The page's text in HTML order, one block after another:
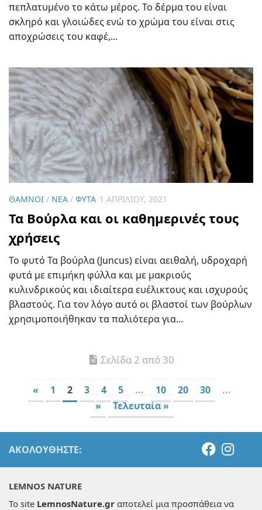
πεπλατυμένο το κάτω μέρος. Το δέρμα του είναι
σκληρό και γλοιώδες ενώ το χρώμα του είναι στις
αποχρώσεις του καφέ,...
ΘΆΜΝΟΙ / ΝΈΑ / ΦΥΤΆ 1 ΑΠΡΙΛΊΟΥ, 2021
Τα Βούρλα και οι καθημερινές τους
χρήσεις
Το φυτό Τα βούρλα (Juncus) είναι αειθαλή, υδροχαρή
φυτά με επιμήκη φύλλα και με μακριούς
κυλινδρικούς και ιδιαίτερα ευέλικτους και ισχυρούς
βλαστούς. Για τον λόγο αυτό οι βλαστοί των βούρλων
χρησιμοποιήθηκαν τα παλιότερα για...
Σελίδα 2 από 30
« 1 2 3 4 5 ... 10 20 30
...
»
Τελευταία »
ΑΚΟΛΟΥΘΉΣΤΕ:
LEMNOS NATURE
Το site LemnosNature.gr αποτελεί μια προσπάθεια να